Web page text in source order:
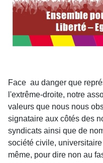
Face au danger que
l'extrême-droite, notre
valeurs que nous nous
signataire aux côtés des
syndicats ainsi que de
société civile,
même, pour dire non au